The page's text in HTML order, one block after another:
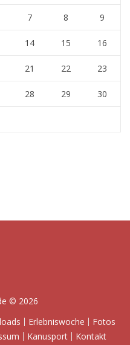
7 8 9
14 15 16
21 22 23
28 29 30
© 2026
Erlebniswoche
Fotos
Kanusport Kontakt